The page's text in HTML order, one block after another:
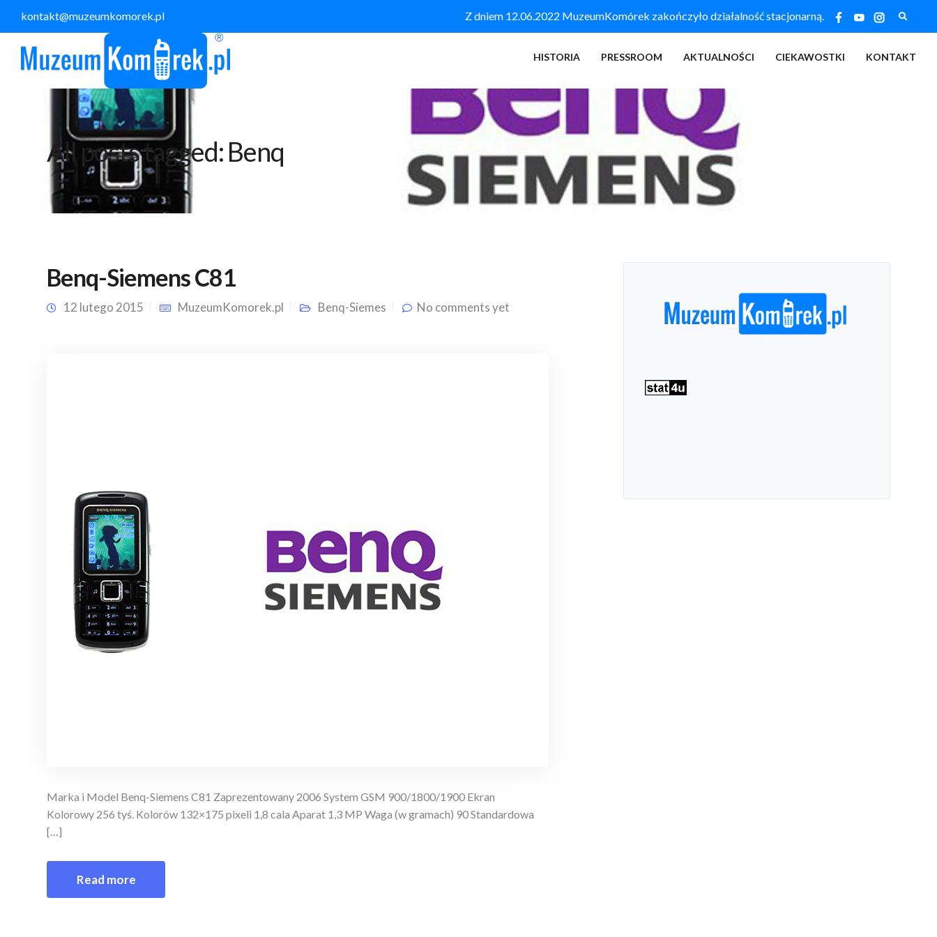
Z dniem 12.06.2022 MuzeumKomórek zakończyło działalność stacjonarną.
kontakt@muzeumkomorek.pl
HISTORIA PRESSROOM AKTUALNOŚCI CIEKAWOSTKI KONTAKT
All posts tagged: Benq
Benq-Siemens C81
12 lutego 2015 MuzeumKomorek.pl Benq-Siemes No comments yet
Marka i Model Benq-Siemens C81 Zaprezentowany 2006 System GSM 900/1800/1900 Ekran
Kolorowy 256 tyś. Kolorów 132×175 pixeli 1,8 cala Aparat 1,3 MP Waga (w gramach) 90 Standardowa
[…]
Read more